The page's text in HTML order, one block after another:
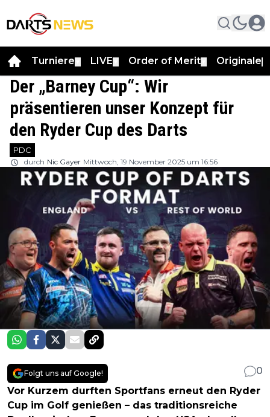
Turniere LIVE Order of Merit Originale
Der „Barney Cup“: Wir
präsentieren unser Konzept für
den Ryder Cup des Darts
PDC
durch Nic Gayer Mittwoch, 19 November 2025 um 16:56
Folgt uns auf Google!
0
Vor Kurzem durften Sportfans erneut den Ryder
Cup im Golf genießen – das traditionsreiche